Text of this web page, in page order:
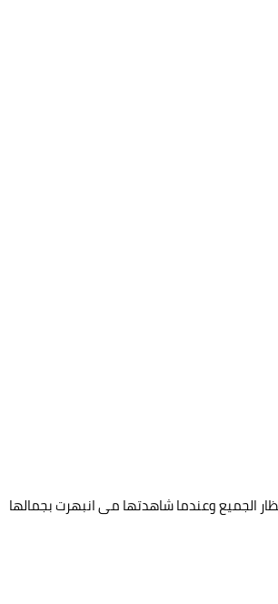
الجميع وعندما شاهدتها مى انبهرت بجمالها